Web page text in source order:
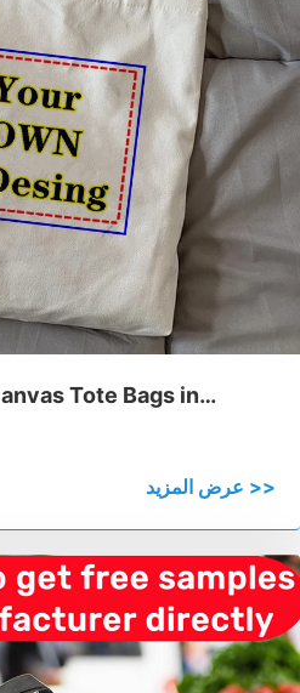
Tote Bags in
عرض المزيد >>